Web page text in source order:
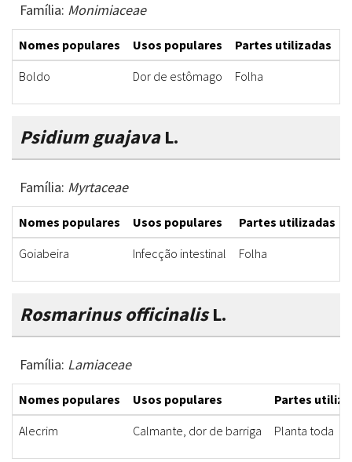
Família: Monimiaceae
Nomes populares Usos populares Partes utilizadas
Boldo
Dor de estômago Folha
Psidium guajavaL.
Família: Myrtaceae
Nomes populares Usos populares Partes utilizadas
Goiabeira
Infecção intestinal Folha
Rosmarinus officinalisL.
Família: Lamiaceae
Nomes populares Usos populares
Partes
Alecrim
Calmante, dor de barriga Planta toda